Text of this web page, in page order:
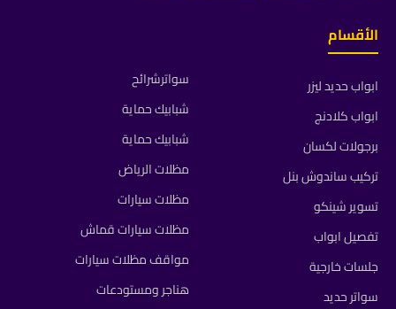
الأقسام
ابواب حديد ليزر
ابواب كلادنج
برجولات لكسان
تركيب ساندوش بنل
تسوير شينكو
تفصيل ابواب
جلسات خارجية
سواتر حديد
سواترشرائح
شبابيك حماية
شبابيك حماية
مظلات الرياض
مظلات سيارات
مظلات سيارات قماش
مواقف مظلات سيارات
هناجر ومستودعات